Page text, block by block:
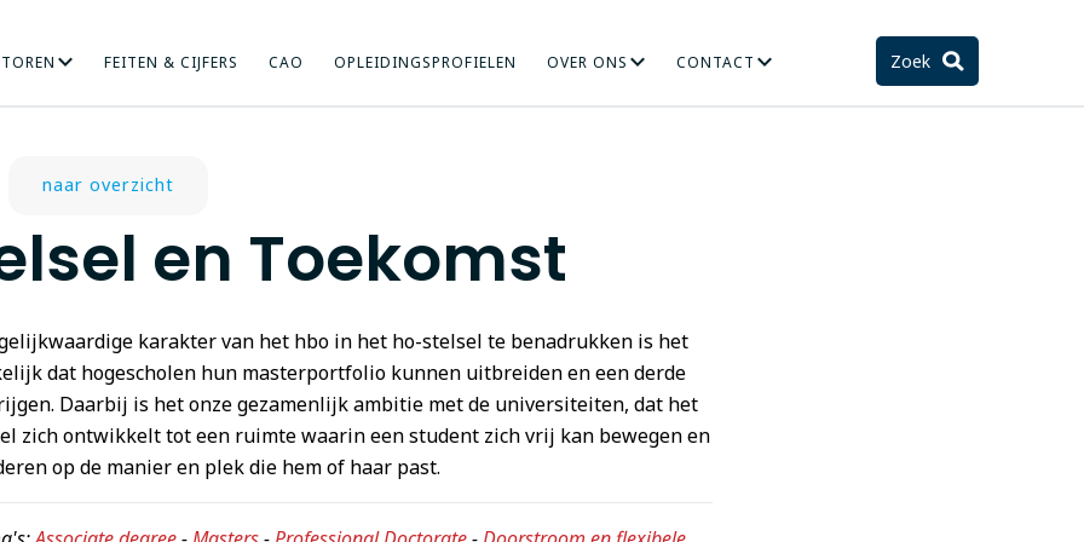
ONDERZOEK INTERNATIONALISERING MENS EN ORGANISATIE STELSEL EN TOEKOMST
HOGERE SOCIALE STUDIES KUNST ONDERWIJS
FEITEN & CIJFERS CAO OPLEIDINGSPROFIELEN OVER ONS CONTACT Zoek
naar overzicht
en Toekomst
karakter van het hbo in het ho-stelsel te benadrukken is het
dat hogescholen hun masterportfolio kunnen uitbreiden en een derde
Daarbij is het onze gezamenlijk ambitie met de universiteiten, dat het
zich ontwikkelt tot een ruimte waarin een student zich vrij kan bewegen en
op de manier en plek die hem of haar past.